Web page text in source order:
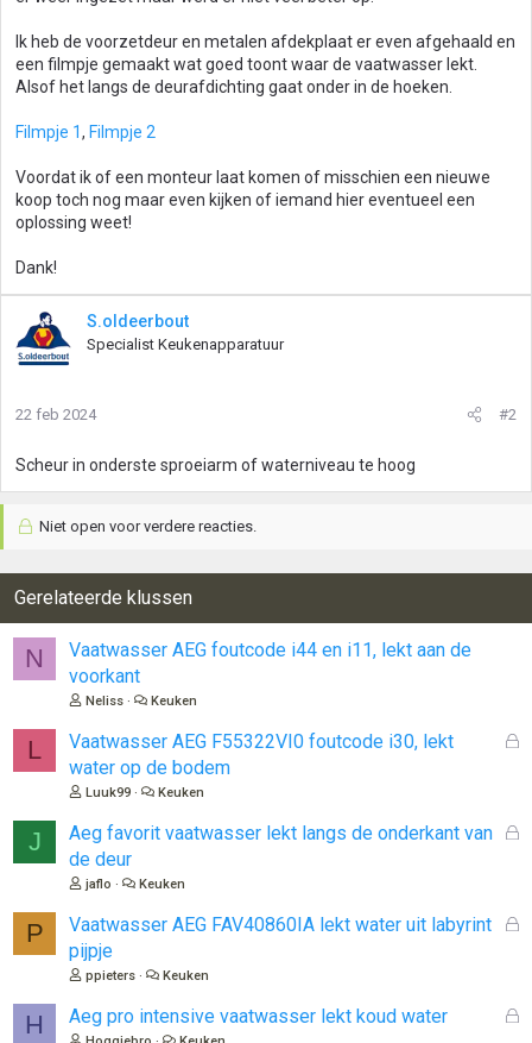
Ik heb de voorzetdeur en metalen afdekplaat er even afgehaald en
een filmpje gemaakt wat goed toont waar de vaatwasser lekt.
Alsof het langs de deurafdichting gaat onder in de hoeken.
Filmpje 1, Filmpje 2
Voordat ik of een monteur laat komen of misschien een nieuwe
koop toch nog maar even kijken of iemand hier eventueel een
oplossing weet!
Dank!
S.oldeerbout
Specialist Keukenapparatuur
22 feb 2024 #2
Scheur in onderste sproeiarm of waterniveau te hoog
Niet open voor verdere reacties.
Gerelateerde klussen
N
Vaatwasser AEG foutcode i44 en i11, lekt aan de
voorkant
Neliss Keuken
L
G
o
Vaatwasser AEG F55322VI0 foutcode i30, lekt
water op de bodem
Luuk99 Keuken
J
G
o
Aeg favorit vaatwasser lekt langs de onderkant van
de deur
jaflo Keuken
P
G
o
Vaatwasser AEG FAV40860IA lekt water uit labyrint
pijpje
ppieters Keuken
H
G
Aeg pro intensive vaatwasser lekt koud water